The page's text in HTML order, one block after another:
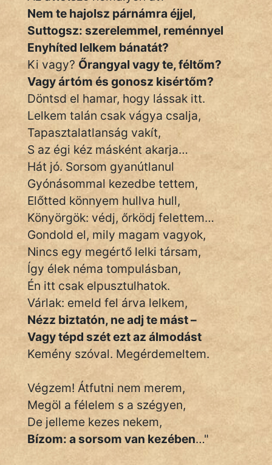
Nem te hajolsz párnámra éjjel,
Suttogsz: szerelemmel, reménnyel
Enyhíted lelkem bánatát?
Ki vagy? Őrangyal vagy te, féltőm?
Vagy ártóm és gonosz kisértőm?
Döntsd el hamar, hogy lássak itt.
Lelkem talán csak vágya csalja,
Tapasztalatlanság vakít,
S az égi kéz másként akarja…
Hát jó. Sorsom gyanútlanul
Gyónásommal kezedbe tettem,
Előtted könnyem hullva hull,
Könyörgök: védj, őrködj felettem…
Gondold el, mily magam vagyok,
Nincs egy megértő lelki társam,
Így élek néma tompulásban,
Én itt csak elpusztulhatok.
Várlak: emeld fel árva lelkem,
Nézz biztatón, ne adj te mást –
Vagy tépd szét ezt az álmodást
Kemény szóval. Megérdemeltem.
Végzem! Átfutni nem merem,
Megöl a félelem s a szégyen,
De jelleme kezes nekem,
Bízom: a sorsom van kezében…"